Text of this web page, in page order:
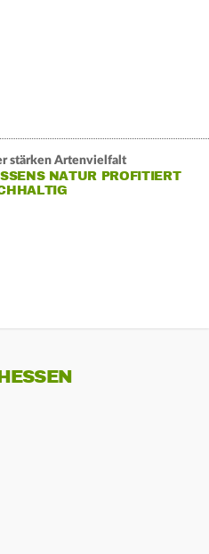
stärken Artenvielfalt
NATUR PROFITIERT N